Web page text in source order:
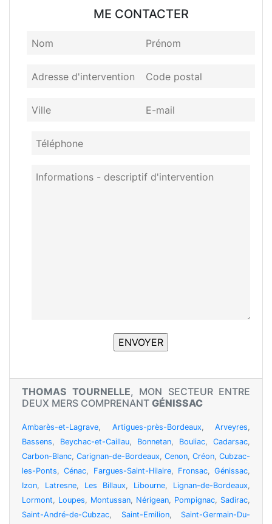
ME CONTACTER
THOMAS TOURNELLE, MON SECTEUR ENTRE
DEUX MERS COMPRENANT GÉNISSAC
Ambarès-et-Lagrave, Artigues-près-Bordeaux, Arveyres,
Bassens, Beychac-et-Caillau, Bonnetan, Bouliac, Cadarsac,
Carbon-Blanc, Carignan-de-Bordeaux, Cenon, Créon, Cubzac-
les-Ponts,Cénac, Fargues-Saint-Hilaire, Fronsac, Génissac,
Izon, Latresne, Les Billaux, Libourne, Lignan-de-Bordeaux,
Lormont, Loupes, Montussan, Nérigean, Pompignac, Sadirac,
Saint-André-de-Cubzac, Saint-Emilion, Saint-Germain-Du-